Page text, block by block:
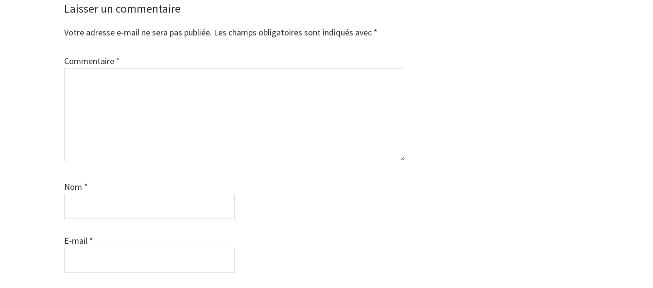
Laisser un commentaire
Votre adresse e-mail ne sera pas publiée. Les champs obligatoires sont indiqués avec *
Commentaire *
Nom *
E-mail *